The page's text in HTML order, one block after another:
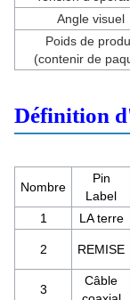
Angle visuel
Poids de
(contenir de
Définition
Nombre
Pin
Label
1 LA terre
2 REMISE
3
Câble